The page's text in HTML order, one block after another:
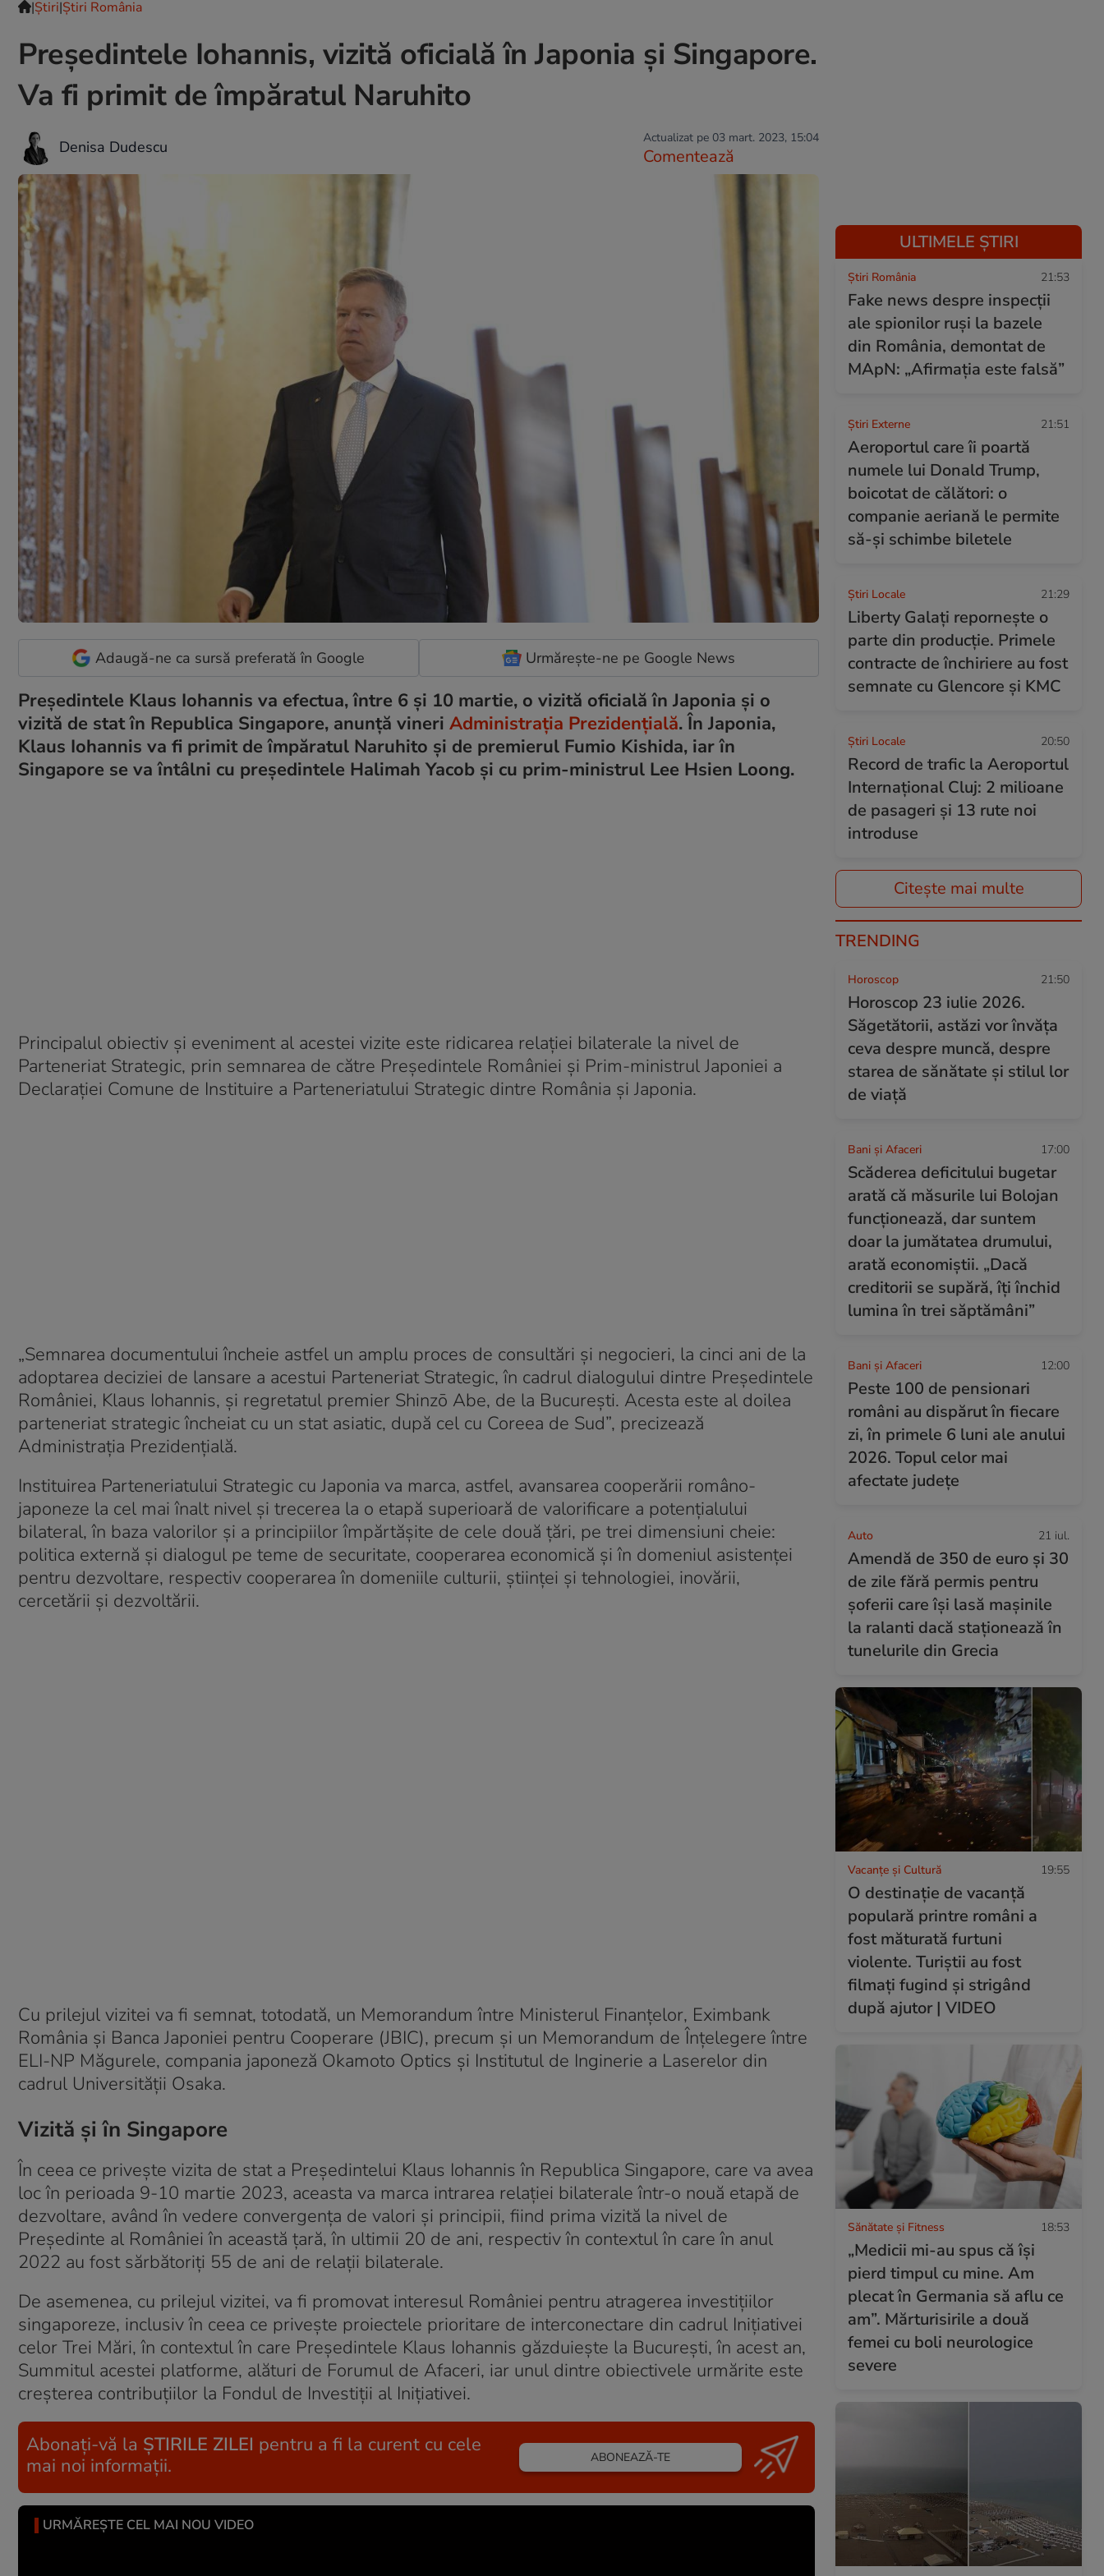
|Ştiri|Știri România
Președintele Iohannis, vizită oficială în Japonia și Singapore.
Va fi primit de împăratul Naruhito
Denisa Dudescu Actualizat pe 03 mart. 2023, 15:04
Comentează
Adaugă-ne ca sursă preferată în Google Urmărește-ne pe Google News
Președintele Klaus Iohannis va efectua, între 6 și 10 martie, o vizită oficială în Japonia și o
vizită de stat în Republica Singapore, anunță vineri Administrația Prezidențială. În Japonia,
Klaus Iohannis va fi primit de împăratul Naruhito și de premierul Fumio Kishida, iar în
Singapore se va întâlni cu președintele Halimah Yacob și cu prim-ministrul Lee Hsien Loong.
Principalul obiectiv și eveniment al acestei vizite este ridicarea relației bilaterale la nivel de
Parteneriat Strategic, prin semnarea de către Președintele României și Prim-ministrul Japoniei a
Declarației Comune de Instituire a Parteneriatului Strategic dintre România și Japonia.
„Semnarea documentului încheie astfel un amplu proces de consultări și negocieri, la cinci ani de la
adoptarea deciziei de lansare a acestui Parteneriat Strategic, în cadrul dialogului dintre Președintele
României, Klaus Iohannis, și regretatul premier Shinzō Abe, de la București. Acesta este al doilea
parteneriat strategic încheiat cu un stat asiatic, după cel cu Coreea de Sud”, precizează
Administrația Prezidențială.
Instituirea Parteneriatului Strategic cu Japonia va marca, astfel, avansarea cooperării româno-
japoneze la cel mai înalt nivel și trecerea la o etapă superioară de valorificare a potențialului
bilateral, în baza valorilor și a principiilor împărtășite de cele două țări, pe trei dimensiuni cheie:
politica externă și dialogul pe teme de securitate, cooperarea economică și în domeniul asistenței
pentru dezvoltare, respectiv cooperarea în domeniile culturii, științei și tehnologiei, inovării,
cercetării și dezvoltării.
Cu prilejul vizitei va fi semnat, totodată, un Memorandum între Ministerul Finanțelor, Eximbank
România și Banca Japoniei pentru Cooperare (JBIC), precum și un Memorandum de Înțelegere între
ELI-NP Măgurele, compania japoneză Okamoto Optics și Institutul de Inginerie a Laserelor din
cadrul Universității Osaka.
Vizită și în Singapore
În ceea ce privește vizita de stat a Președintelui Klaus Iohannis în Republica Singapore, care va avea
loc în perioada 9-10 martie 2023, aceasta va marca intrarea relației bilaterale într-o nouă etapă de
dezvoltare, având în vedere convergența de valori și principii, fiind prima vizită la nivel de
Președinte al României în această țară, în ultimii 20 de ani, respectiv în contextul în care în anul
2022 au fost sărbătoriți 55 de ani de relații bilaterale.
De asemenea, cu prilejul vizitei, va fi promovat interesul României pentru atragerea investițiilor
singaporeze, inclusiv în ceea ce privește proiectele prioritare de interconectare din cadrul Inițiativei
celor Trei Mări, în contextul în care Președintele Klaus Iohannis găzduiește la București, în acest an,
Summitul acestei platforme, alături de Forumul de Afaceri, iar unul dintre obiectivele urmărite este
creșterea contribuțiilor la Fondul de Investiții al Inițiativei.
Abonați-vă la ȘTIRILE ZILEI pentru a fi la curent cu cele
mai noi informații.
ABONEAZĂ-TE
URMĂREȘTE CEL MAI NOU VIDEO
ULTIMELE ȘTIRI
Știri România 21:53
Fake news despre inspecții
ale spionilor ruși la bazele
din România, demontat de
MApN: „Afirmația este falsă”
Știri Externe 21:51
Aeroportul care îi poartă
numele lui Donald Trump,
boicotat de călători: o
companie aeriană le permite
să-și schimbe biletele
Știri Locale 21:29
Liberty Galați repornește o
parte din producție. Primele
contracte de închiriere au fost
semnate cu Glencore și KMC
Știri Locale 20:50
Record de trafic la Aeroportul
Internațional Cluj: 2 milioane
de pasageri și 13 rute noi
introduse
Citește mai multe
TRENDING
Horoscop 21:50
Horoscop 23 iulie 2026.
Săgetătorii, astăzi vor învăța
ceva despre muncă, despre
starea de sănătate și stilul lor
de viață
Bani și Afaceri 17:00
Scăderea deficitului bugetar
arată că măsurile lui Bolojan
funcționează, dar suntem
doar la jumătatea drumului,
arată economiștii. „Dacă
creditorii se supără, îți închid
lumina în trei săptămâni”
Bani și Afaceri 12:00
Peste 100 de pensionari
români au dispărut în fiecare
zi, în primele 6 luni ale anului
2026. Topul celor mai
afectate județe
Auto 21 iul.
Amendă de 350 de euro și 30
de zile fără permis pentru
șoferii care își lasă mașinile
la ralanti dacă staționează în
tunelurile din Grecia
Vacanțe și Cultură 19:55
O destinație de vacanță
populară printre români a
fost măturată furtuni
violente. Turiștii au fost
filmați fugind și strigând
după ajutor | VIDEO
Sănătate și Fitness 18:53
„Medicii mi-au spus că își
pierd timpul cu mine. Am
plecat în Germania să aflu ce
am”. Mărturisirile a două
femei cu boli neurologice
severe